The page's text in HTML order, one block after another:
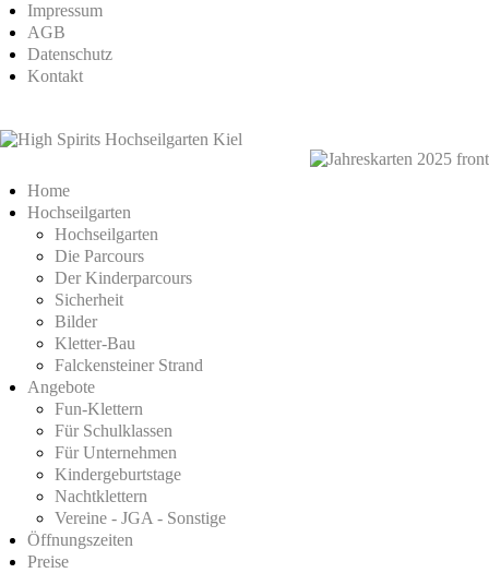
Impressum
AGB
Datenschutz
Kontakt
Home
Hochseilgarten
Hochseilgarten
Die Parcours
Der Kinderparcours
Sicherheit
Bilder
Kletter-Bau
Falckensteiner Strand
Angebote
Fun-Klettern
Für Schulklassen
Für Unternehmen
Kindergeburtstage
Nachtklettern
Vereine - JGA - Sonstige
Öffnungszeiten
Preise